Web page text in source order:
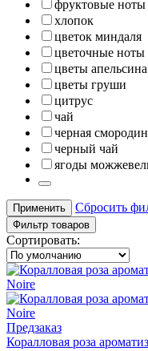
фруктовые ноты
хлопок
цветок миндаля
цветочные ноты
цветы апельсина
цветы груши
цитрус
чай
черная
черный чай
ягоды
Применить Сбросить
Фильтр товаров
Сортировать:
Предзаказ
Коралловая роза